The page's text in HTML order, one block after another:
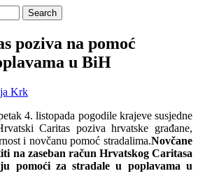
poziva na pomoć
u BiH
Krk
4. listopada pogodile krajeve susjedne
Caritas poziva hrvatske građane,
i novčanu pomoć stradalima.Novčane
na zaseban račun Hrvatskog Caritasa
pomoći za stradale u poplavama u